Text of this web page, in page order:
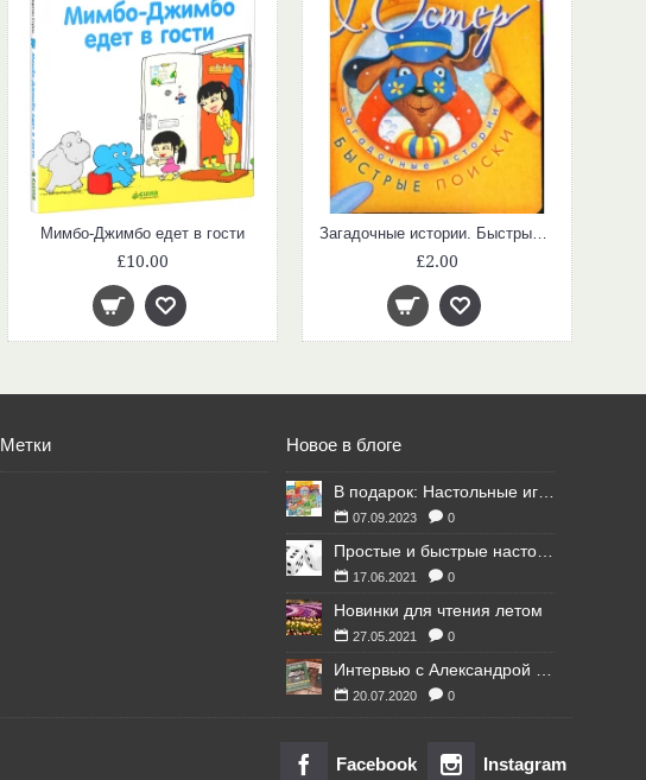
Мимбо-Джимбо едет в гости
£10.00
Загадочные истории. Быстрые поиски
£2.00
Метки Новое в блоге
В подарок: Настольные игры для Ваших британских друзей
07.09.2023 0
Простые и быстрые настольные игры
17.06.2021 0
Новинки для чтения летом
27.05.2021 0
Интервью с Александрой Литвиной
20.07.2020 0
Facebook Instagram